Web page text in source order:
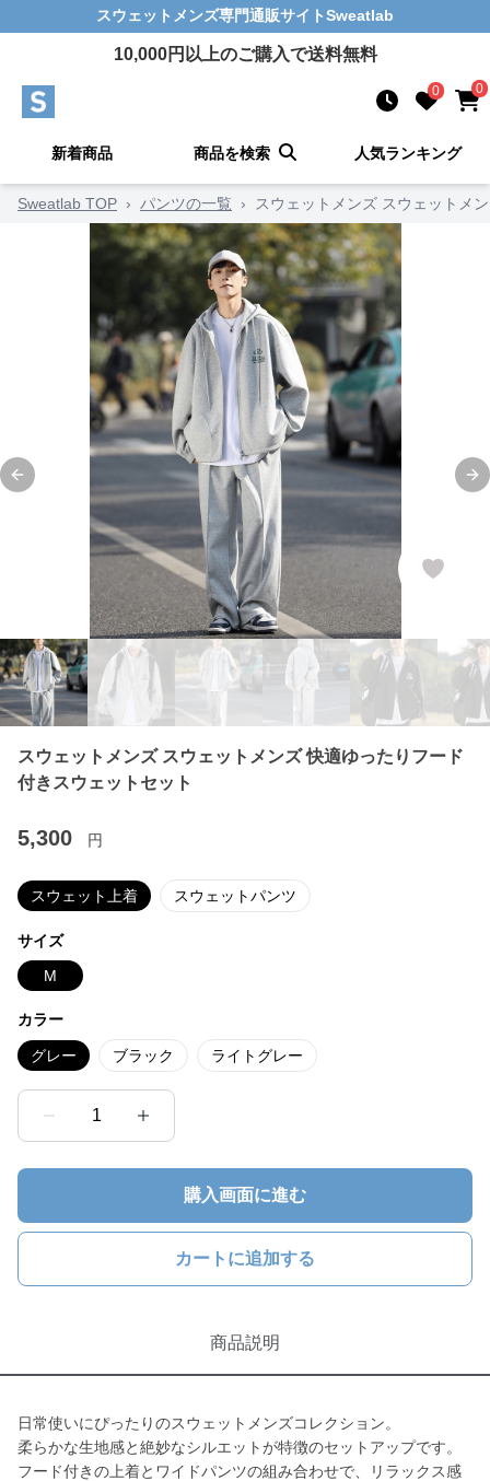
スウェットメンズ専門通販サイトSweatlab
10,000円以上のご購入で送料無料
0 0
新着商品 商品を検索 人気ランキング
Sweatlab TOP › パンツの一覧 › スウェットメンズ スウェットメ
Previous slide
スウェットメンズ スウェットメンズ 快適ゆったりフード
付きスウェットセット
5,300 円
スウェット上着 スウェットパンツ
サイズ
M
カラー
グレー ブラック ライトグレー
1
購入画面に進む
カートに追加する
商品説明
日常使いにぴったりのスウェットメンズコレクション。
柔らかな生地感と絶妙なシルエットが特徴のセットアップです。
フード付きの上着とワイドパンツの組み合わせで、リラックス感